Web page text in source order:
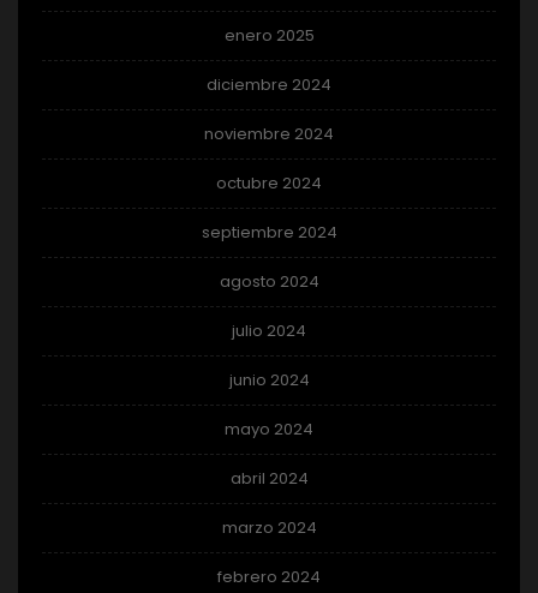
enero 2025
diciembre 2024
noviembre 2024
octubre 2024
septiembre 2024
agosto 2024
julio 2024
junio 2024
mayo 2024
abril 2024
marzo 2024
febrero 2024